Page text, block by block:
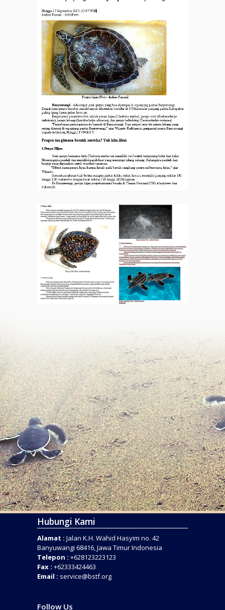
Hubungi Kami
Alamat : Jalan K.H. Wahid Hasyim no. 42
Banyuwangi 68416, Jawa Timur Indonesia
Telepon : +628123223123
Fax : +62333424463
Email : service@bstf.org
Follow Us